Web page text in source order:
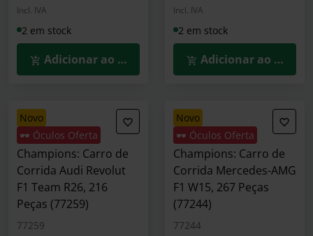
Incl. IVA
2 em stock
Adicionar ao Carrinho
Incl. IVA
2 em stock
Adicionar ao
novo
🕶️ Óculos Oferta
LEGO Speed
Champions: Carro de
Corrida Audi Revolut
F1 Team R26, 216
Peças (77259)
77259
novo
🕶️ Óculos Oferta
LEGO Speed
Champions: Carro de
Corrida Mercedes-AMG
F1 W15, 267 Peças
(77244)
77244